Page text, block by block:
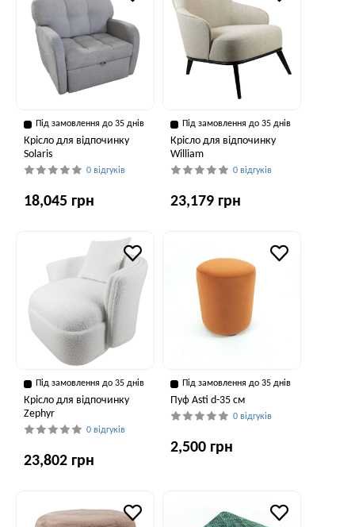
Під замовлення до 35 днів
Крісло для відпочинку
Solaris
0 відгуків
18,045 грн
Під замовлення до 35 днів
Крісло для відпочинку
William
0 відгуків
23,179 грн
Під замовлення до 35 днів
Крісло для відпочинку
Zephyr
0 відгуків
23,802 грн
Під замовлення до 35 днів
Пуф Asti d-35 см
0 відгуків
2,500 грн